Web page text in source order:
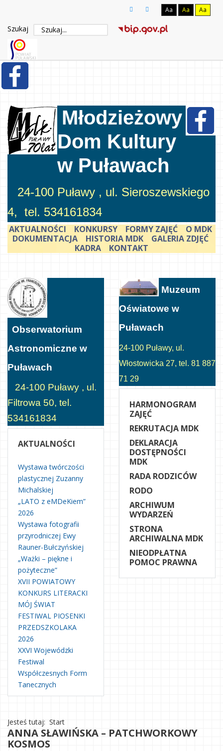
Aa Aa Aa
Szukaj
Młodzieżowy
Dom Kultury
w Puławach
24-100 Puławy , ul. Sieroszewskiego
4, tel. 534161834
AKTUALNOŚCI KONKURSY FORMY ZAJĘĆ
O MDK
DOKUMENTACJA
HISTORIA MDK
GALERIA ZDJĘĆ
KADRA
KONTAKT
Obserwatorium
Astronomiczne w
Puławach
24-100 Puławy , ul.
Filtrowa 50, tel.
534161834
AKTUALNOŚCI
Wystawa twórczości
plastycznej Zuzanny
Michalskiej
„LATO z eMDeKiem”
2026
Wystawa fotografii
przyrodniczej Ewy
Rauner-Bułczyńskiej
„Ważki – piękne i
pożyteczne”
XVII POWIATOWY
KONKURS LITERACKI
MÓJ ŚWIAT
FESTIWAL PIOSENKI
PRZEDSZKOLAKA
2026
XXVI Wojewódzki
Festiwal
Współczesnych Form
Tanecznych
Muzeum
Oświatowe w
Puławach
24-100 Puławy, ul.
Włostowicka 27, tel. 81 887
71 29
HARMONOGRAM
ZAJĘĆ
REKRUTACJA MDK
DEKLARACJA
DOSTĘPNOŚCI
MDK
RADA RODZICÓW
RODO
ARCHIWUM
WYDARZEŃ
STRONA
ARCHIWALNA MDK
NIEODPŁATNA
POMOC PRAWNA
Jesteś tutaj: Start
ANNA SŁAWIŃSKA – PATCHWORKOWY
KOSMOS